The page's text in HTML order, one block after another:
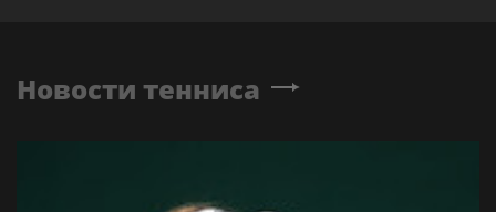
Новости тенниса